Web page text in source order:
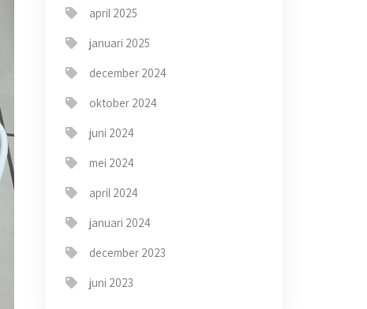
april 2025
januari 2025
december 2024
oktober 2024
juni 2024
mei 2024
april 2024
januari 2024
december 2023
juni 2023